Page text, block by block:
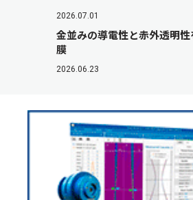
2026.07.01
金並みの導電性と赤外透明
膜
2026.06.23